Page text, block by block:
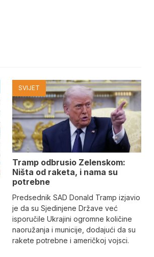
SVIJET
Tramp odbrusio Zelenskom:
Ništa od raketa, i nama su
potrebne
Predsednik SAD Donald Tramp izjavio
je da su Sjedinjene Države već
isporučile Ukrajini ogromne količine
naoružanja i municije, dodajući da su
rakete potrebne i američkoj vojsci.